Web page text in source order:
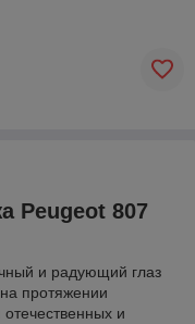
Peugeot 807
и радующий глаз
протяжении
и